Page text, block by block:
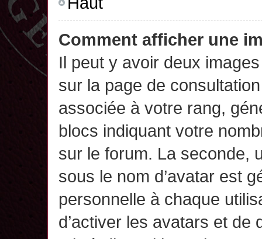
Comment afficher une
Il peut y avoir deux
sur la page de
associée à votre rang,
blocs indiquant votre
sur le forum. La seconde,
sous le nom d’avatar est
personnelle à chaque
d’activer les avatars et de